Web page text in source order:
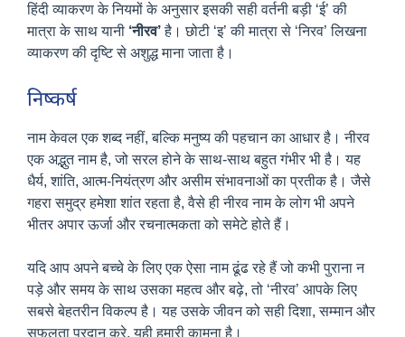
हिंदी व्याकरण के नियमों के अनुसार इसकी सही वर्तनी बड़ी ‘ई’ की
मात्रा के साथ यानी ‘नीरव’है। छोटी ‘इ’ की मात्रा से ‘निरव’ लिखना
व्याकरण की दृष्टि से अशुद्ध माना जाता है।
निष्कर्ष
नाम केवल एक शब्द नहीं, बल्कि मनुष्य की पहचान का आधार है। नीरव
एक अद्भुत नाम है, जो सरल होने के साथ-साथ बहुत गंभीर भी है। यह
धैर्य, शांति, आत्म-नियंत्रण और असीम संभावनाओं का प्रतीक है। जैसे
गहरा समुद्र हमेशा शांत रहता है, वैसे ही नीरव नाम के लोग भी अपने
भीतर अपार ऊर्जा और रचनात्मकता को समेटे होते हैं।
यदि आप अपने बच्चे के लिए एक ऐसा नाम ढूंढ रहे हैं जो कभी पुराना न
पड़े और समय के साथ उसका महत्व और बढ़े, तो ‘नीरव’ आपके लिए
सबसे बेहतरीन विकल्प है। यह उसके जीवन को सही दिशा, सम्मान और
सफलता प्रदान करे, यही हमारी कामना है।